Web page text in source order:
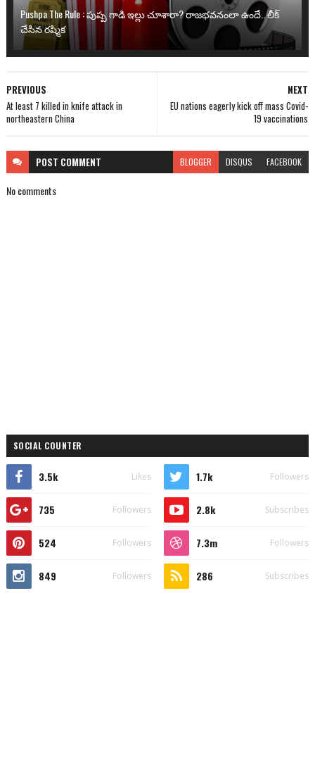
Pushpa The Rule : పుష్ప గాడి ఇల్లు చూశారా? రాజభవనంలా ఉందే.. లీక్
చేసిన రష్మిక
NEXT
EU nations eagerly kick off mass Covid-
19 vaccinations
PREVIOUS
At least 7 killed in knife attack in
northeastern China
POST COMMENT BLOGGER DISQUS FACEBOOK
No comments
SOCIAL COUNTER
3.5k Likes 1.7k Followers
735 Followers 2.8k Subscribes
524 Followers 7.3m Followers
849 Followers 286 Subscribes